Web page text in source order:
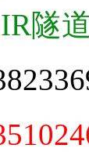
隧